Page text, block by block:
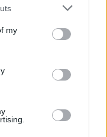
one or more Google
You may click to
third-party tags to
in below Google
my